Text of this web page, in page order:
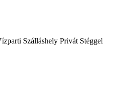
Szálláshely Privát Stéggel